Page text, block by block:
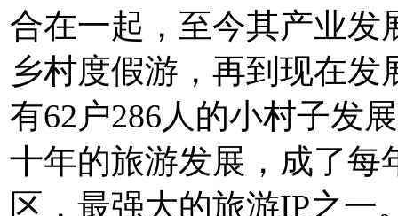
合在一起，至今其产业发
乡村度假游，再到现在
有62户286人的小村子发
十年的旅游发展，成了每
区，最强大的旅游IP之一